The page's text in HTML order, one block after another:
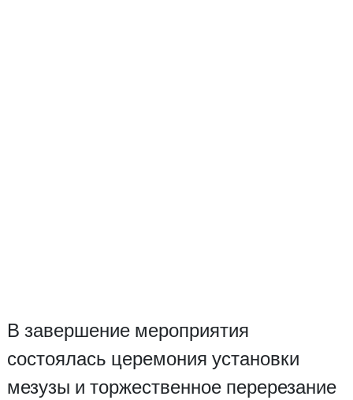
В завершение мероприятия
состоялась церемония установки
мезузы и торжественное перерезание